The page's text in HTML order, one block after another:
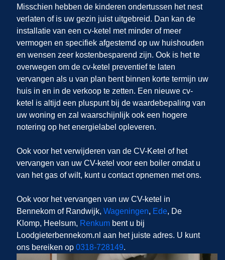
Misschien hebben de kinderen ondertussen het nest
verlaten of is uw gezin juist uitgebreid. Dan kan de
installatie van een cv-ketel met minder of meer
vermogen en specifiek afgestemd op uw huishouden
en wensen zeer kostenbesparend zijn. Ook is het te
overwegen om de cv-ketel preventief te laten
vervangen als u van plan bent binnen korte termijn uw
huis in en in de verkoop te zetten. Een nieuwe cv-
ketel is altijd een pluspunt bij de waardebepaling van
uw woning en zal waarschijnlijk ook een hogere
notering op het energielabel opleveren.
Ook voor het verwijderen van de CV-Ketel of het
vervangen van uw CV-ketel voor een boiler omdat u
van het gas of wilt, kunt u contact opnemen met ons.
Ook voor het vervangen van uw CV-ketel in
Bennekom of Randwijk, Wageningen, Ede, De
Klomp, Heelsum, Renkumbent u bij
Loodgieterbennekom.nl aan het juiste adres. U kunt
ons bereiken op 0318-728149.